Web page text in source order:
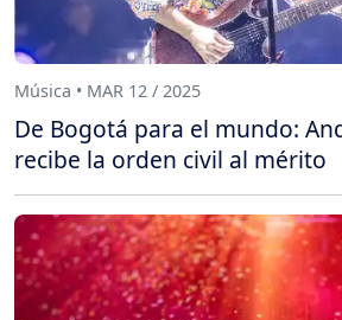
Música • MAR 12 / 2025
De Bogotá para el mundo:
recibe la orden civil al mérito